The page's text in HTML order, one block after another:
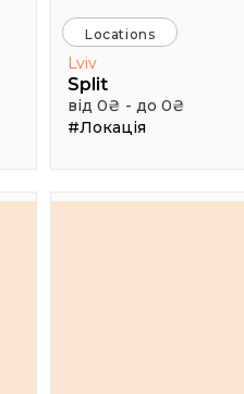
Locations
Lviv
Split
від 0₴ - до 0₴
#Локація